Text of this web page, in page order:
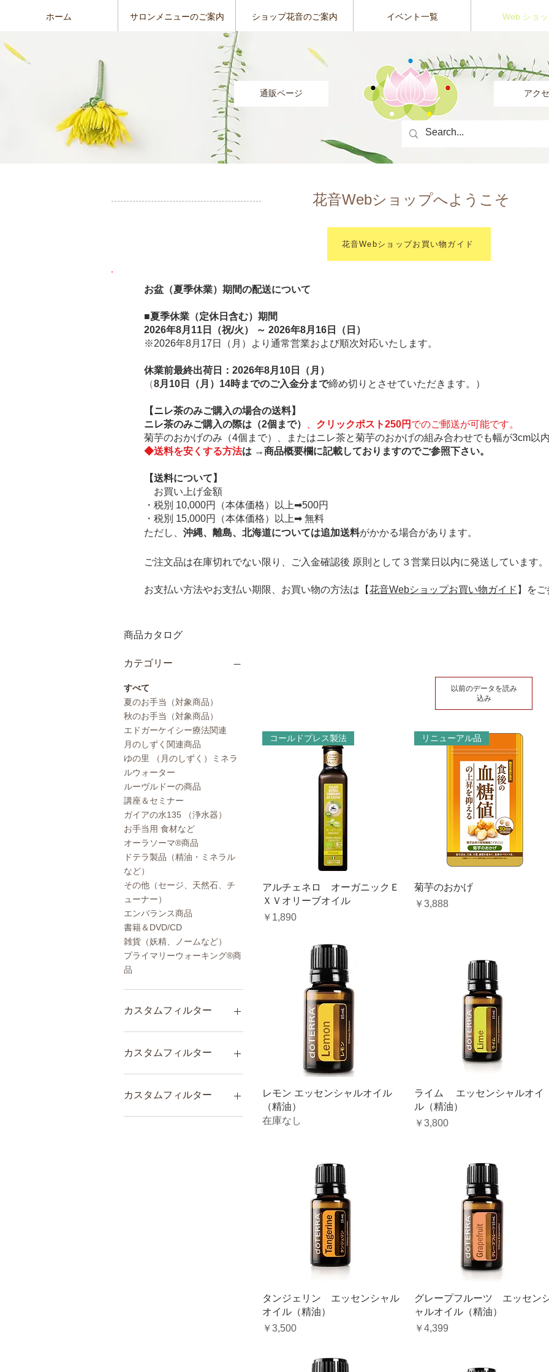
ホーム サロンメニューのご案内 ショップ花音のご案内 イベント一覧 Web ショ
通販ページ アク
花音Webショップへようこそ
花音Webショップお買い物ガイド
お盆（夏季休業）期間の配送について
■夏季休業（定休日含む）期間
2026年8月11日（祝/火） ～ 2026年8月16日（日）
※2026年8月17日（月）より通常営業および順次対応いたします。
休業前最終出荷日：2026年8月10日（月）
（8月10日（月）14時までのご入金分まで締め切りとさせていただきます。）
【ニレ茶のみご購入の場合の送料】
​ニレ茶のみご購入の際は（2個まで）
、 クリックポスト250円 でのご郵送が可能です。
菊芋のおかげのみ（4個まで）、またはニレ茶と菊芋のおかげの組み合わせでも幅が3cm以
◆送料を安くする方法は →商品概要欄に記載しておりますのでご参照下さい。
【送料について】
お買い上げ金額
・税別 10,000円（本体価格）以上➡︎500円
・税別 15,000円（本体価格）以上➡︎ 無料
ただし、 沖縄、離島、北海道については追加送料がかかる場合があります。
ご注文品は在庫切れでない限り、ご入金確認後 原則として３営業日以内に発送 しています。
​お支払い方法やお支払い期限、お買い物の方法は【花音Webショップお買い物ガイド 】をご
商品カタログ
カテゴリー
すべて
夏のお手当（対象商品）
秋のお手当（対象商品）
エドガーケイシー療法関連
月のしずく関連商品
ゆの里 （月のしずく）ミネラ
ルウォーター
ルーヴルドーの商品
講座＆セミナー
ガイアの水135 （浄水器）
お手当用 食材など
オーラソーマ®商品
ドテラ製品（精油・ミネラル
など）
その他（セージ、天然石、チ
ューナー）
エンバランス商品
書籍＆DVD/CD
雑貨（妖精、ノームなど）
プライマリーウォーキング®︎商
品
カスタムフィルター
エドガーケイシー療法関連
お手当用 食材など
その他（セージ、天然石、
チューナー）
カスタムフィルター
エドガーケイシー療法関連
お手当用 食材など
ゆの里 （月のしずく）ミ
カスタムフィルター
エドガーケイシー療法関連
以前のデータを読み
込み
クイックビュー
コールドプレス製法
アルチェネロ オーガニックＥ
ＸＶオリーブオイル
価格
￥1,890
クイックビュー
リニューアル品
菊芋のおかげ
価格
￥3,888
クイックビュー
レモン エッセンシャルオイル
（精油）
在庫なし
クイックビュー
ライム エッセンシャルオイ
ル（精油）
価格
￥3,800
クイックビュー
タンジェリン エッセンシャル
オイル（精油）
価格
￥3,500
クイックビュー
グレープフルーツ エッセン
ャルオイル（精油）
価格
￥4,399